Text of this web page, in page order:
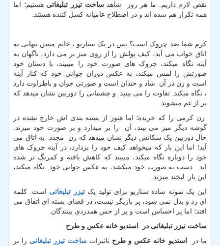
نقص لازم داریم. ما هر روز شاهدساخت تیزر تبلیغاتی هستیم؛ اما
همه تکرار هم شده اند و در اصطلاح عامیانه کسل کننده هستند.
کرم شما ضد چروک است؟ پس در یک سناریو ، خانم مسن تنهایی به
اتاق خواب می آید، کیف پولش را از روی میز بر می دارد، ناگهان به
آینه نگاه میکند، چروک های صورت خود را میبیند، با دستان خود
صورتش را لمس میکند، به عکس دوران جوانی خود که کنار آینه
است و زن در آن شاد و خندان است و صورتی جوان و باطراوت دارد
، نگاه میکند. تفاوت را می بینید و چشمانی را دوربین نشان میدهد که
پر از غم میشوند.
زن کرمی را که خریده؛ اما هنوز از بسته بندی اش خارج نشده در
گوشه دیگر میز می بیند، آن را بر میدارد و بر صورت خود میزند.
حال دوربین یک سکانس دیگر نشان میدهد که زن مجدد به اتاق می
آید؛ اما این بار که میخواهد کیف خود را بردارد، در آینه چروک های
خود را دوباره نگاه میکند، میبیند که کاهش یافته و کمرنگ تر شده
اند. دست به صورت خود میکشد، به عکس جوانی خود نگاه میکند،
این بار لبخند میزند.
این یک نمونه ساده سناریو برای تولید یکتیزر تبلیغاتی است. کلمه
ای رد و بدل نمی شود، پر بازیگر نیست، در فضای بسته ای اتفاق می
افتد؛ اما پر احساس است و پر از حس همدردی بینندگان.
ساخت تیزر تبلیغاتی در
استدیو خانه عکس و طرح
ما در
استدیو خانه عکس و طرح تاثیراتساخت تیزر تبلیغاتی را بر